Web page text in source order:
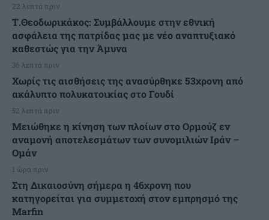
22 λεπτά πριν
Τ.Θεοδωρικάκος: Συμβάλλουμε στην εθνική
ασφάλεια της πατρίδας μας με νέο αναπτυξιακό
καθεστώς για την Άμυνα
36 λεπτά πριν
Χωρίς τις αισθήσεις της ανασύρθηκε 53χρονη από
ακάλυπτο πολυκατοικίας στο Γουδί
52 λεπτά πριν
Μειώθηκε η κίνηση των πλοίων στο Ορμούζ εν
αναμονή αποτελεσμάτων των συνομιλιών Ιράν –
Ομάν
1 ώρα πριν
Στη Δικαιοσύνη σήμερα η 46χρονη που
κατηγορείται για συμμετοχή στον εμπρησμό της
Marfin